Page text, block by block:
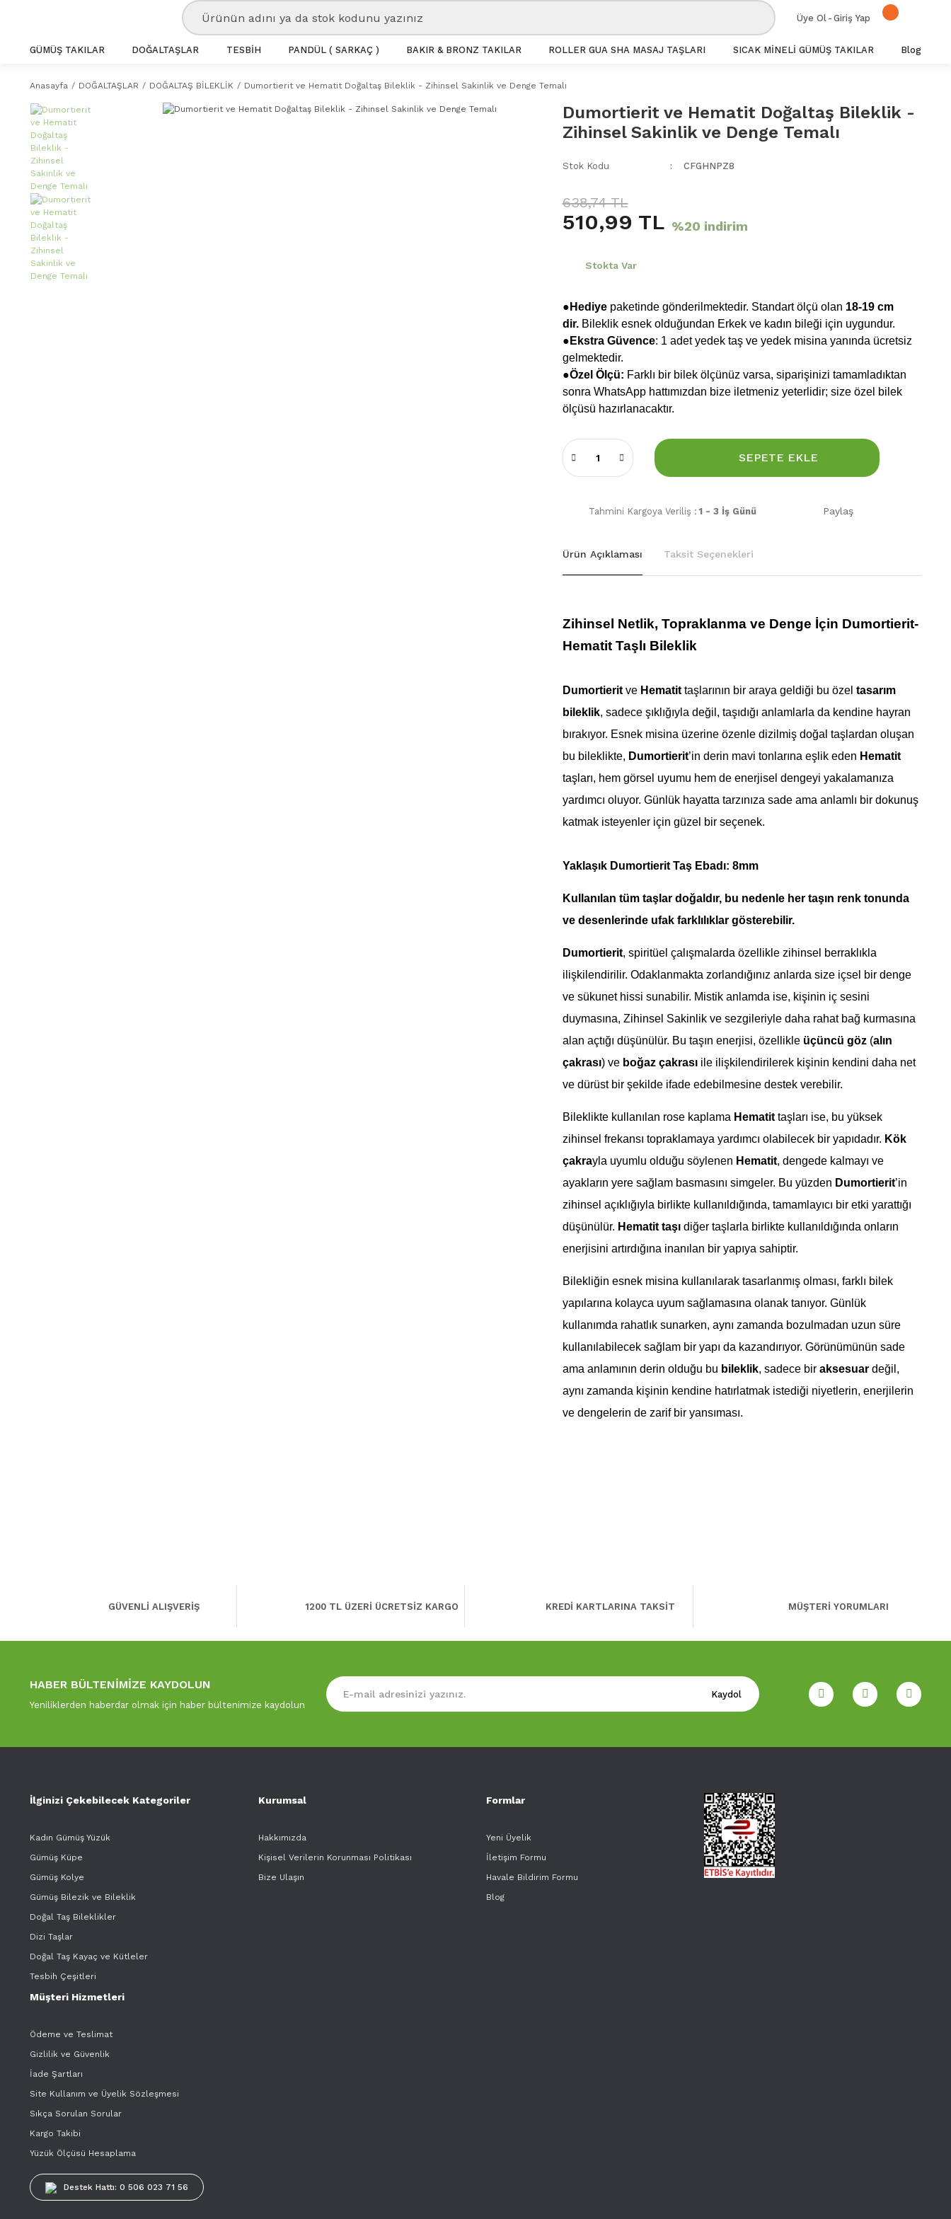
Üye Ol - Giriş Yap
GÜMÜŞ TAKILAR DOĞALTAŞLAR TESBİH PANDÜL ( SARKAÇ ) BAKIR & BRONZ TAKILAR ROLLER GUA SHA MASAJ TAŞLARI SICAK MİNELİ GÜMÜŞ TAKILAR Blog
Anasayfa DOĞALTAŞLAR DOĞALTAŞ BİLEKLİK Dumortierit ve Hematit Doğaltaş Bileklik - Zihinsel Sakinlik ve Denge Temalı
Dumortierit ve Hematit Doğaltaş Bileklik -
Zihinsel Sakinlik ve Denge Temalı
Stok Kodu CFGHNPZ8
638,74 TL
510,99 TL %20 indirim
Stokta Var
●Hediyepaketinde gönderilmektedir. Standart ölçü olan 18-19 cm
dir. Bileklik esnek olduğundan Erkek ve kadın bileği için uygundur.
● Ekstra Güvence: 1 adet yedek taş ve yedek misina yanında ücretsiz
gelmektedir.
●Özel Ölçü: Farklı bir bilek ölçünüz varsa, siparişinizi tamamladıktan
sonra WhatsApp hattımızdan bize iletmeniz yeterlidir; size özel bilek
ölçüsü hazırlanacaktır.
SEPETE EKLE
Tahmini Kargoya Veriliş : 1 - 3 İş Günü Paylaş
Ürün Açıklaması Taksit Seçenekleri
Zihinsel Netlik, Topraklanma ve Denge İçin Dumortierit-
Hematit Taşlı Bileklik
Dumortierit ve Hematit taşlarının bir araya geldiği bu özel tasarım
bileklik, sadece şıklığıyla değil, taşıdığı anlamlarla da kendine hayran
bırakıyor. Esnek misina üzerine özenle dizilmiş doğal taşlardan oluşan
bu bileklikte, Dumortierit’in derin mavi tonlarına eşlik eden Hematit
taşları, hem görsel uyumu hem de enerjisel dengeyi yakalamanıza
yardımcı oluyor. Günlük hayatta tarzınıza sade ama anlamlı bir dokunuş
katmak isteyenler için güzel bir seçenek.
Yaklaşık Dumortierit Taş Ebadı: 8mm
Kullanılan tüm taşlar doğaldır, bu nedenle her taşın renk tonunda
ve desenlerinde ufak farklılıklar gösterebilir.
Dumortierit, spiritüel çalışmalarda özellikle zihinsel berraklıkla
ilişkilendirilir. Odaklanmakta zorlandığınız anlarda size içsel bir denge
ve sükunet hissi sunabilir. Mistik anlamda ise, kişinin iç sesini
duymasına, Zihinsel Sakinlik ve sezgileriyle daha rahat bağ kurmasına
alan açtığı düşünülür. Bu taşın enerjisi, özellikle üçüncü göz(alın
çakrası) ve boğaz çakrasıile ilişkilendirilerek kişinin kendini daha net
ve dürüst bir şekilde ifade edebilmesine destek verebilir.
Bileklikte kullanılan rose kaplama Hematit taşları ise, bu yüksek
zihinsel frekansı topraklamaya yardımcı olabilecek bir yapıdadır. Kök
çakrayla uyumlu olduğu söylenen Hematit, dengede kalmayı ve
ayakların yere sağlam basmasını simgeler. Bu yüzden Dumortierit’in
zihinsel açıklığıyla birlikte kullanıldığında, tamamlayıcı bir etki yarattığı
düşünülür. Hematit taşıdiğer taşlarla birlikte kullanıldığında onların
enerjisini artırdığına inanılan bir yapıya sahiptir.
Bilekliğin esnek misina kullanılarak tasarlanmış olması, farklı bilek
yapılarına kolayca uyum sağlamasına olanak tanıyor. Günlük
kullanımda rahatlık sunarken, aynı zamanda bozulmadan uzun süre
kullanılabilecek sağlam bir yapı da kazandırıyor. Görünümünün sade
ama anlamının derin olduğu bu bileklik, sadece bir aksesuar değil,
aynı zamanda kişinin kendine hatırlatmak istediği niyetlerin, enerjilerin
ve dengelerin de zarif bir yansıması.
GÜVENLİ ALIŞVERİŞ 1200 TL ÜZERİ ÜCRETSİZ KARGO KREDİ KARTLARINA TAKSİT MÜŞTERİ YORUMLARI
HABER BÜLTENİMİZE KAYDOLUN
Yeniliklerden haberdar olmak için haber bültenimize kaydolun
Kaydol
İlginizi Çekebilecek Kategoriler
Kadın Gümüş Yüzük
Gümüş Küpe
Gümüş Kolye
Gümüş Bilezik ve Bileklik
Doğal Taş Bileklikler
Dizi Taşlar
Doğal Taş Kayaç ve Kütleler
Tesbih Çeşitleri
Kurumsal
Hakkımızda
Kişisel Verilerin Korunması Politikası
Bize Ulaşın
Formlar
Yeni Üyelik
İletişim Formu
Havale Bildirim Formu
Blog
Müşteri Hizmetleri
Ödeme ve Teslimat
Gizlilik ve Güvenlik
İade Şartları
Site Kullanım ve Üyelik Sözleşmesi
Sıkça Sorulan Sorular
Kargo Takibi
Yüzük Ölçüsü Hesaplama
Destek Hattı: 0 506 023 71 56